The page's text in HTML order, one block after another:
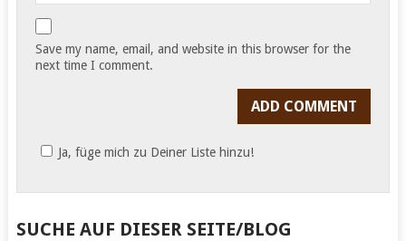
Save my name, email, and website in this browser for the
next time I comment.
Ja, füge mich zu Deiner Liste hinzu!
SUCHE AUF DIESER SEITE/BLOG